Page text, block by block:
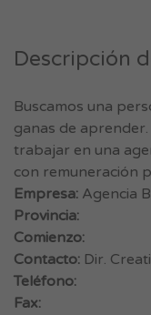
Descripción
Buscamos una
ganas de
trabajar en una
con remuneración
Empresa: Agencia
Provincia:
Comienzo:
Contacto: Dir.
Teléfono:
Fax: